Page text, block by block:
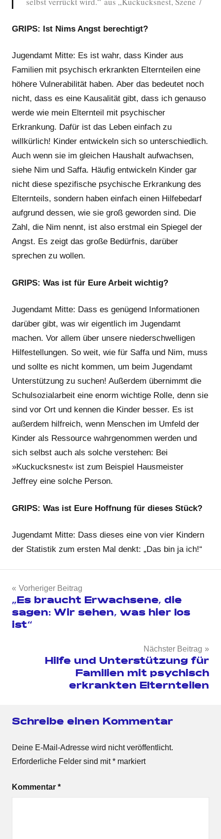
GRIPS: Ist Nims Angst berechtigt?
Jugendamt Mitte: Es ist wahr, dass Kinder aus
Familien mit psychisch erkrankten Elternteilen eine
höhere Vulnerabilität haben. Aber das bedeutet noch
nicht, dass es eine Kausalität gibt, dass ich genauso
werde wie mein Elternteil mit psychischer
Erkrankung. Dafür ist das Leben einfach zu
willkürlich! Kinder entwickeln sich so unterschiedlich.
Auch wenn sie im gleichen Haushalt aufwachsen,
siehe Nim und Saffa. Häufig entwickeln Kinder gar
nicht diese spezifische psychische Erkrankung des
Elternteils, sondern haben einfach einen Hilfebedarf
aufgrund dessen, wie sie groß geworden sind. Die
Zahl, die Nim nennt, ist also erstmal ein Spiegel der
Angst. Es zeigt das große Bedürfnis, darüber
sprechen zu wollen.
GRIPS: Was ist für Eure Arbeit wichtig?
Jugendamt Mitte: Dass es genügend Informationen
darüber gibt, was wir eigentlich im Jugendamt
machen. Vor allem über unsere niederschwelligen
Hilfestellungen. So weit, wie für Saffa und Nim, muss
und sollte es nicht kommen, um beim Jugendamt
Unterstützung zu suchen! Außerdem übernimmt die
Schulsozialarbeit eine enorm wichtige Rolle, denn sie
sind vor Ort und kennen die Kinder besser. Es ist
außerdem hilfreich, wenn Menschen im Umfeld der
Kinder als Ressource wahrgenommen werden und
sich selbst auch als solche verstehen: Bei
»Kuckucksnest« ist zum Beispiel Hausmeister
Jeffrey eine solche Person.
GRIPS: Was ist Eure Hoffnung für dieses Stück?
Jugendamt Mitte: Dass dieses eine von vier Kindern
der Statistik zum ersten Mal denkt: „Das bin ja ich!“
Beitragsnavigation
Vorheriger Beitrag
„Es braucht Erwachsene, die
sagen: Wir sehen, was hier los
ist“
Nächster Beitrag
Hilfe und Unterstützung für
Familien mit psychisch
erkrankten Elternteilen
Schreibe einen Kommentar
Deine E-Mail-Adresse wird nicht veröffentlicht.
Erforderliche Felder sind mit* markiert
Kommentar *